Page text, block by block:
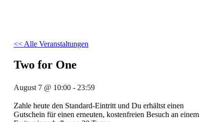
<< Alle Veranstaltungen
Two for One
August 7 @ 10:00 - 23:59
Zahle heute den Standard-Eintritt und Du erhältst einen
Gutschein für einen erneuten, kostenfreien Besuch an einem